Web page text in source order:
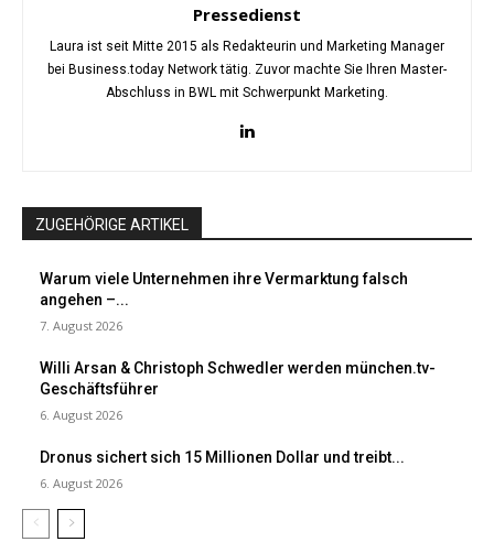
Pressedienst
Laura ist seit Mitte 2015 als Redakteurin und Marketing Manager
bei Business.today Network tätig. Zuvor machte Sie Ihren Master-
Abschluss in BWL mit Schwerpunkt Marketing.
ZUGEHÖRIGE ARTIKEL
Warum viele Unternehmen ihre Vermarktung falsch
angehen –...
7. August 2026
Willi Arsan & Christoph Schwedler werden münchen.tv-
Geschäftsführer
6. August 2026
Dronus sichert sich 15 Millionen Dollar und treibt...
6. August 2026